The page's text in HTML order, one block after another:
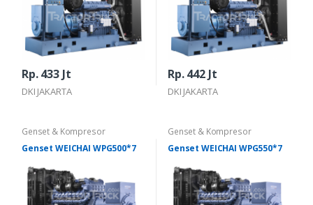
Rp. 433 Jt
DKI JAKARTA
Rp. 442 Jt
DKI JAKARTA
Genset & Kompresor
Genset WEICHAI WPG500*7
Genset & Kompresor
Genset WEICHAI WPG550*7